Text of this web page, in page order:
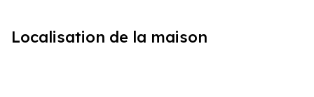
Localisation de la maison